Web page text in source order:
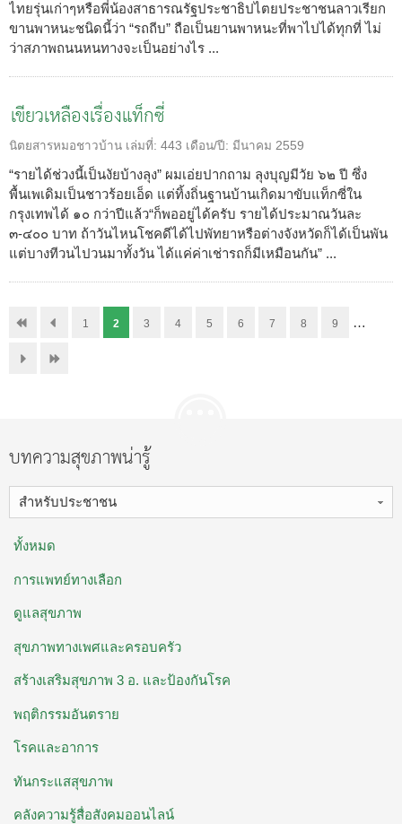
ไทยรุ่นเก่าๆหรือพี่น้องสาธารณรัฐประชาธิปไตยประชาชนลาวเรียก
ขานพาหนะชนิดนี้ว่า “รถถีบ” ถือเป็นยานพาหนะที่พาไปได้ทุกที่ ไม่
ว่าสภาพถนนหนทางจะเป็นอย่างไร ...
เขียวเหลืองเรื่องแท็กซี่
นิตยสารหมอชาวบ้าน เล่มที่: 443 เดือน/ปี: มีนาคม 2559
“รายได้ช่วงนี้เป็นงัยบ้างลุง” ผมเอ่ยปากถาม ลุงบุญมีวัย ๖๒ ปี ซึ่ง
พื้นเพเดิมเป็นชาวร้อยเอ็ด แต่ทิ้งถิ่นฐานบ้านเกิดมาขับแท็กซี่ใน
กรุงเทพได้ ๑๐ กว่าปีแล้ว“ก็พออยู่ได้ครับ รายได้ประมาณวันละ
๓-๔๐๐ บาท ถ้าวันไหนโชคดีได้ไปพัทยาหรือต่างจังหวัดก็ได้เป็นพัน
แต่บางทีวนไปวนมาทั้งวัน ได้แค่ค่าเช่ารถก็มีเหมือนกัน” ...
1 2 3 4 5 6 7 8 9 …
บทความสุขภาพน่ารู้
สำหรับประชาชน
ทั้งหมด
การแพทย์ทางเลือก
ดูแลสุขภาพ
สุขภาพทางเพศและครอบครัว
สร้างเสริมสุขภาพ 3 อ. ​และป้องกันโรค
พฤติกรรมอันตราย
โรคและอาการ
ทันกระแสสุขภาพ
คลังความรู้สื่อสังคมออนไลน์